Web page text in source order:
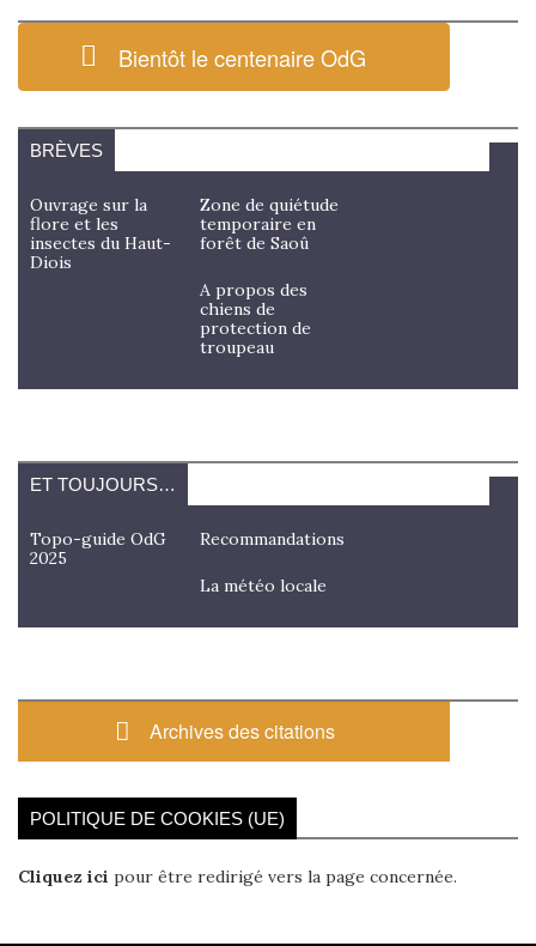
Bientôt le centenaire OdG
BRÈVES
Ouvrage sur la
flore et les
insectes du Haut-
Diois
Zone de quiétude
temporaire en
forêt de Saoû
A propos des
chiens de
protection de
troupeau
ET TOUJOURS…
Topo-guide OdG
2025
Recommandations
La météo locale
Archives des citations
POLITIQUE DE COOKIES (UE)
Cliquez ici pour être redirigé vers la page concernée.